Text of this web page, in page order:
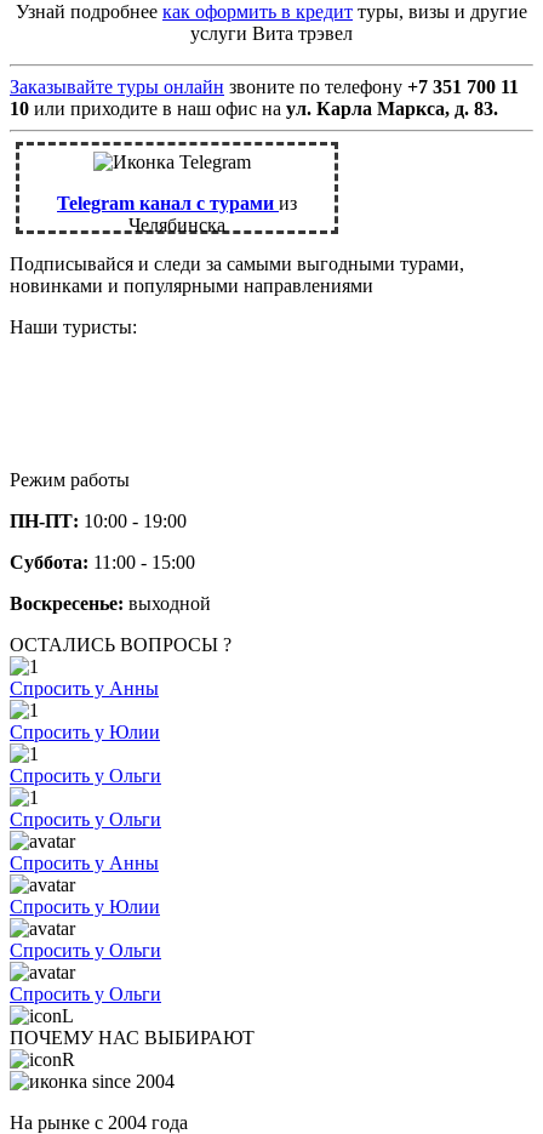
Узнай подробнее как оформить в кредит туры, визы и другие
услуги Вита трэвел
Заказывайте туры онлайн звоните по телефону +7 351 700 11
10 или приходите в наш офис на ул. Карла Маркса, д. 83.
Telegram канал с турами из
Челябинска
Подписывайся и следи за самыми выгодными турами,
новинками и популярными направлениями
Наши туристы:
Режим работы
ПН-ПТ: 10:00 - 19:00
Суббота: 11:00 - 15:00
Воскресенье: выходной
ОСТАЛИСЬ ВОПРОСЫ ?
Спросить у Анны
Спросить у Юлии
Спросить у Ольги
Спросить у Ольги
Спросить у Анны
Спросить у Юлии
Спросить у Ольги
Спросить у Ольги
ПОЧЕМУ НАС ВЫБИРАЮТ
На рынке с 2004 года